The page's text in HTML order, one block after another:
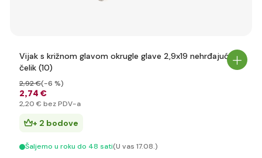
Vijak s križnom glavom okrugle glave 2,9x19 nehrđajući
čelik (10)
2,74 €
2,92 €(-6 %)
2,20 € bez PDV-a
+ 2 bodove
Šaljemo u roku do 48 sati(U vas 17.08.)